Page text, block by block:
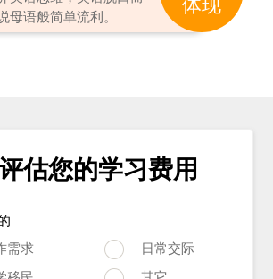
母语般简单流利。
估您的学习费用
需求
日常交际